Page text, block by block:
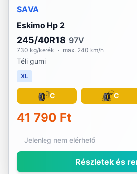
SAVA
Eskimo Hp 2
245/40R18 97V
730 kg/kerék · max. 240 km/h
Téli gumi
XL
C C
41 790 Ft
Jelenleg nem elérhető
Részletek és